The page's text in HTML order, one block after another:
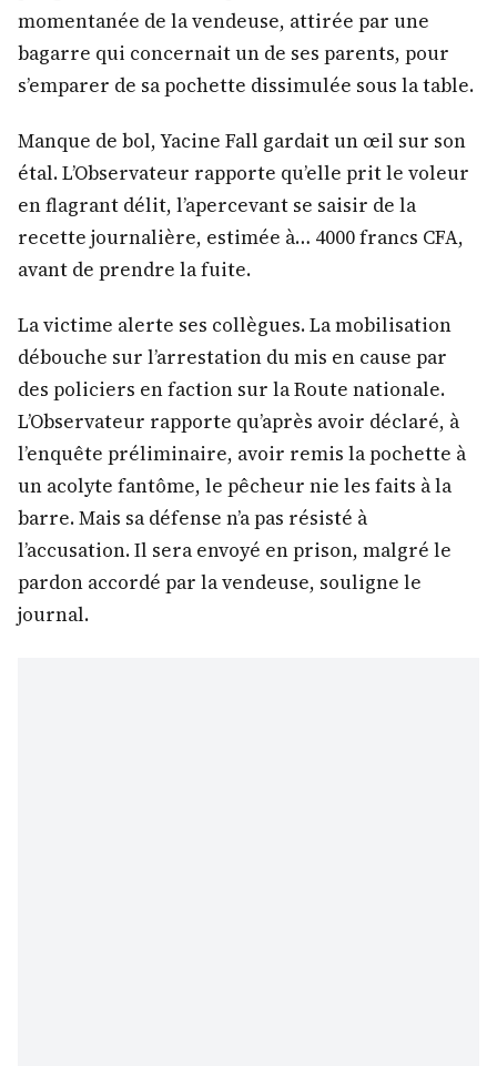
momentanée de la vendeuse, attirée par une
bagarre qui concernait un de ses parents, pour
s’emparer de sa pochette dissimulée sous la table.
Manque de bol, Yacine Fall gardait un œil sur son
étal. L’Observateur rapporte qu’elle prit le voleur
en flagrant délit, l’apercevant se saisir de la
recette journalière, estimée à… 4000 francs CFA,
avant de prendre la fuite.
La victime alerte ses collègues. La mobilisation
débouche sur l’arrestation du mis en cause par
des policiers en faction sur la Route nationale.
L’Observateur rapporte qu’après avoir déclaré, à
l’enquête préliminaire, avoir remis la pochette à
un acolyte fantôme, le pêcheur nie les faits à la
barre. Mais sa défense n’a pas résisté à
l’accusation. Il sera envoyé en prison, malgré le
pardon accordé par la vendeuse, souligne le
journal.